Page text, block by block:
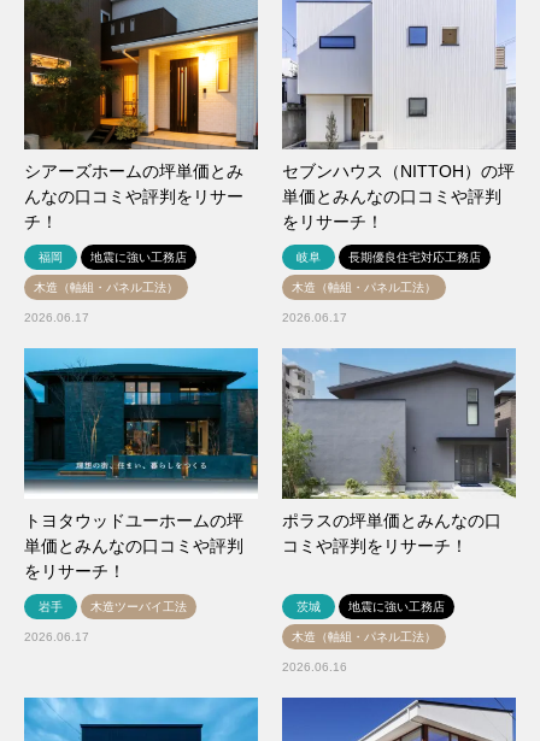
シアーズホームの坪単価とみ
んなの口コミや評判をリサー
チ！
福岡 地震に強い工務店
木造（軸組・パネル工法）
2026.06.17
セブンハウス（NITTOH）の坪
単価とみんなの口コミや評判
をリサーチ！
岐阜 長期優良住宅対応工務店
木造（軸組・パネル工法）
2026.06.17
トヨタウッドユーホームの坪
単価とみんなの口コミや評判
をリサーチ！
岩手 木造ツーバイ工法
2026.06.17
ポラスの坪単価とみんなの口
コミや評判をリサーチ！
茨城 地震に強い工務店
木造（軸組・パネル工法）
2026.06.16